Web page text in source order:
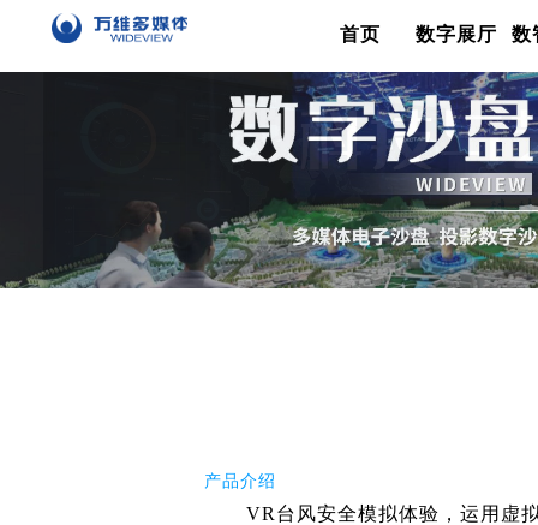
首页 数字展厅 数
产品介绍
VR台风安全模拟体验，运用虚拟